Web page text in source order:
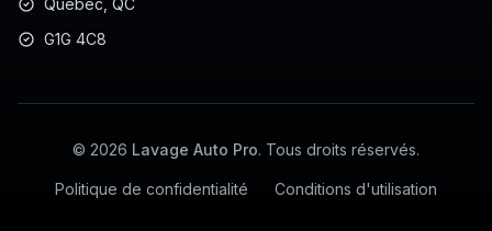
Québec, QC
G1G 4C8
© 2026 Lavage Auto Pro. Tous droits réservés.
Politique de confidentialité Conditions d'utilisation